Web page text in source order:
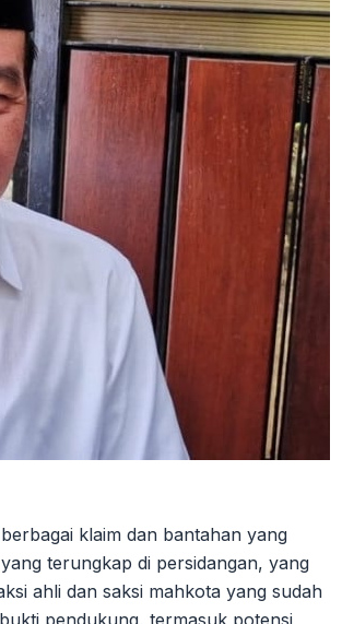
klaim dan bantahan yang
terungkap di persidangan, yang
ahli dan saksi mahkota yang sudah
pendukung, termasuk potensi